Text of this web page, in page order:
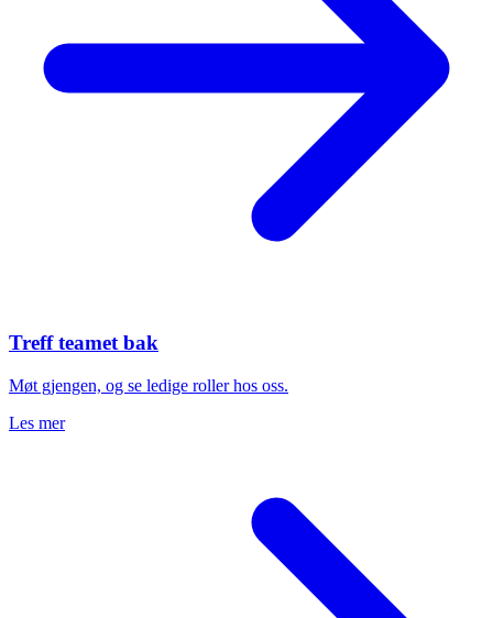
Treff teamet bak
Møt gjengen, og se ledige roller hos oss.
Les mer